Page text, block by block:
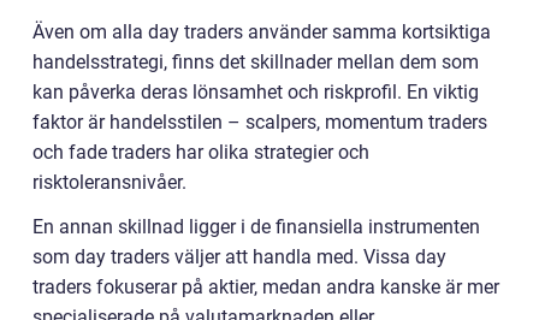
Även om alla day traders använder samma kortsiktiga
handelsstrategi, finns det skillnader mellan dem som
kan påverka deras lönsamhet och riskprofil. En viktig
faktor är handelsstilen – scalpers, momentum traders
och fade traders har olika strategier och
risktoleransnivåer.
En annan skillnad ligger i de finansiella instrumenten
som day traders väljer att handla med. Vissa day
traders fokuserar på aktier, medan andra kanske är mer